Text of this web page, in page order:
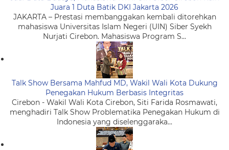
Juara 1 Duta Batik DKI Jakarta 2026
JAKARTA – Prestasi membanggakan kembali ditorehkan
mahasiswa Universitas Islam Negeri (UIN) Siber Syekh
Nurjati Cirebon. Mahasiswa Program S...
Talk Show Bersama Mahfud MD, Wakil Wali Kota Dukung
Penegakan Hukum Berbasis Integritas
Cirebon - Wakil Wali Kota Cirebon, Siti Farida Rosmawati,
menghadiri Talk Show Problematika Penegakan Hukum di
Indonesia yang diselenggaraka...